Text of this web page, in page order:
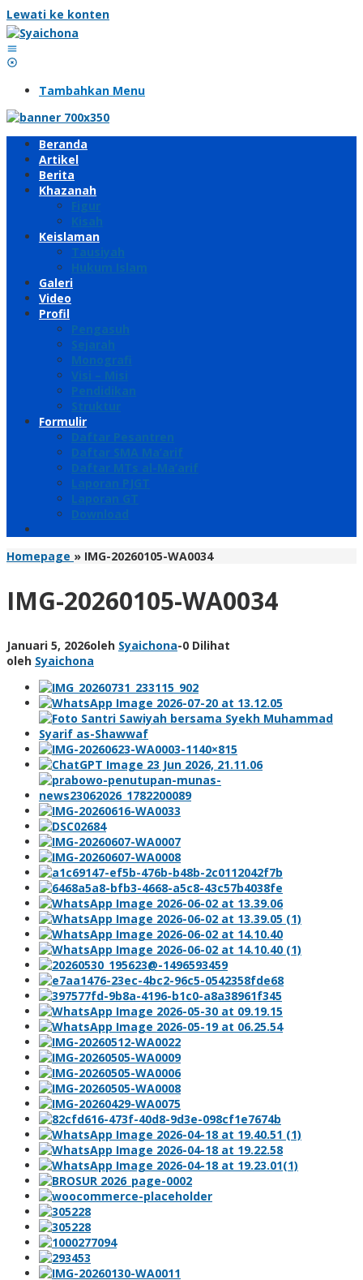
Lewati ke konten
Tambahkan Menu
Beranda
Artikel
Berita
Khazanah
Figur
Kisah
Keislaman
Tausiyah
Hukum Islam
Galeri
Video
Profil
Pengasuh
Sejarah
Monografi
Visi – Misi
Pendidikan
Struktur
Formulir
Daftar Pesantren
Daftar SMA Ma’arif
Daftar MTs al-Ma’arif
Laporan PJGT
Laporan GT
Download
Homepage » IMG-20260105-WA0034
IMG-20260105-WA0034
Januari 5, 2026oleh Syaichona-0 Dilihat
oleh Syaichona